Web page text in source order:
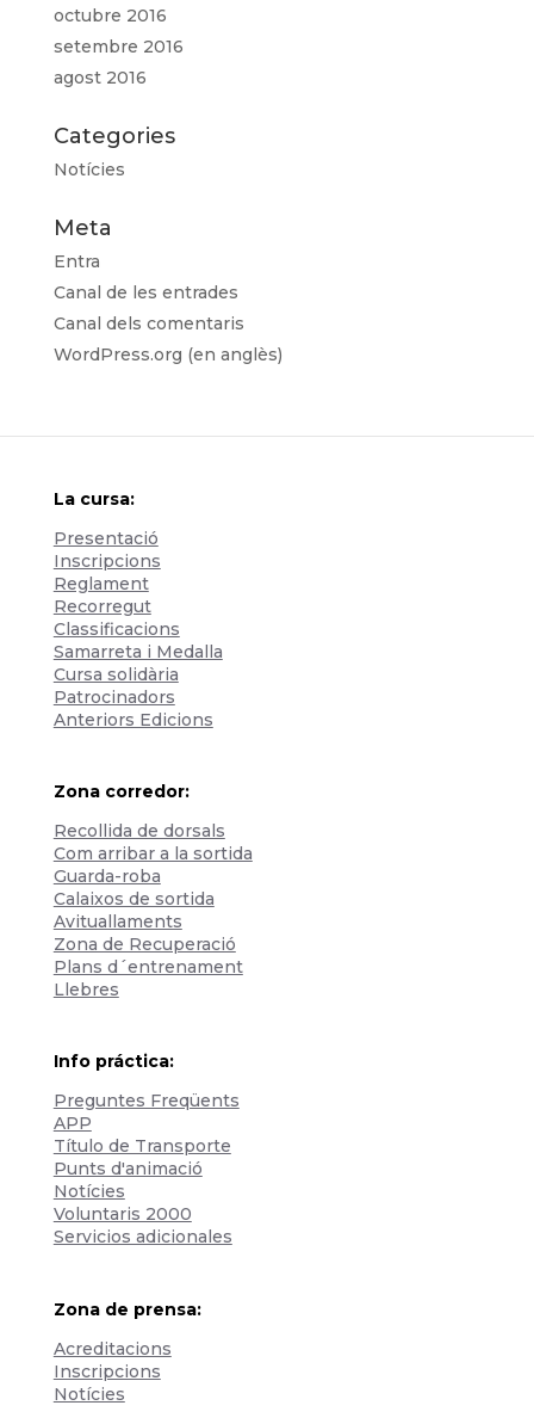
octubre 2016
setembre 2016
agost 2016
Categories
Notícies
Meta
Entra
Canal de les entrades
Canal dels comentaris
WordPress.org (en anglès)
La cursa:
Presentació
Inscripcions
Reglament
Recorregut
Classificacions
Samarreta i Medalla
Cursa solidària
Patrocinadors
Anteriors Edicions
Zona corredor:
Recollida de dorsals
Com arribar a la sortida
Guarda-roba
Calaixos de sortida
Avituallaments
Zona de Recuperació
Plans d´entrenament
Llebres
Info práctica:
Preguntes Freqüents
APP
Título de Transporte
Punts d'animació
Notícies
Voluntaris 2000
Servicios adicionales
Zona de prensa:
Acreditacions
Inscripcions
Notícies